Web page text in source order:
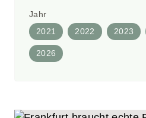
Jahr
2021
2022 2023
2026